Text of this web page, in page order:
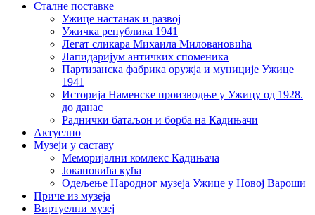
Сталне поставке
Ужице настанак и развој
Ужичка република 1941
Легат сликара Михаила Миловановића
Лапидаријум античких споменика
Партизанска фабрика оружја и муниције Ужице
1941
Историја Наменске производње у Ужицу од 1928.
до данас
Раднички батаљон и борба на Кадињачи
Актуелно
Музеји у саставу
Меморијални комлекс Кадињача
Јокановића кућа
Oдељење Народног музеја Ужице у Новој Вароши
Приче из музеја
Виртуелни музеј